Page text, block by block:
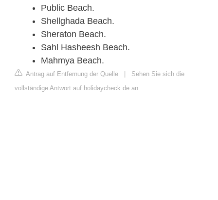
Public Beach.
Shellghada Beach.
Sheraton Beach.
Sahl Hasheesh Beach.
Mahmya Beach.
Antrag auf Entfernung der Quelle
Sehen Sie sich die
vollständige Antwort auf holidaycheck.de an